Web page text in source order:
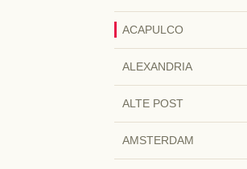
ACAPULCO
ALEXANDRIA
ALTE POST
AMSTERDAM